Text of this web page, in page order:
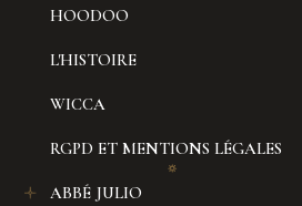
HOODOO
L'HISTOIRE
WICCA
RGPD ET MENTIONS LÉGALES
ABBÉ JULIO